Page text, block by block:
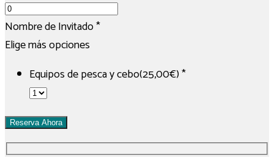
Nombre de Invitado*
Elige más opciones
Equipos de pesca y cebo(25,00€)*
Reserva Ahora